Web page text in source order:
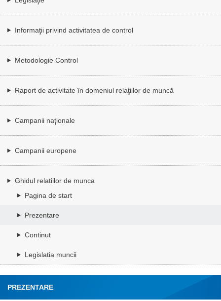
Informaţii privind activitatea de control
Metodologie Control
Raport de activitate în domeniul relaţiilor de muncă
Campanii naţionale
Campanii europene
Ghidul relatiilor de munca
Pagina de start
Prezentare
Continut
Legislatia muncii
PREZENTARE